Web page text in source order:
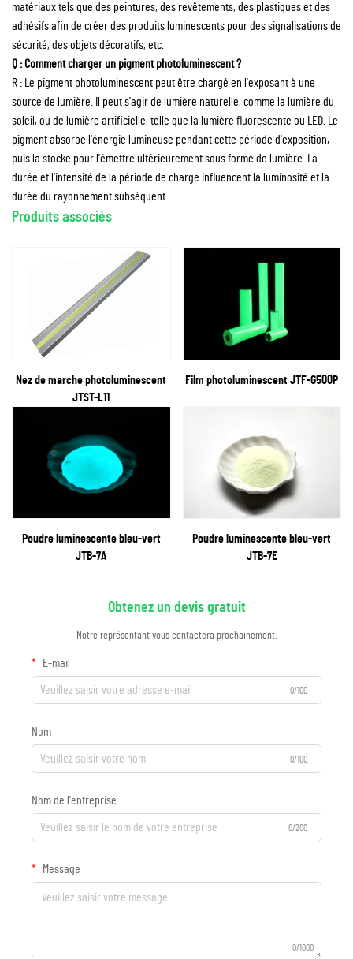
matériaux tels que des peintures, des revêtements, des plastiques et des
adhésifs afin de créer des produits luminescents pour des signalisations de
sécurité, des objets décoratifs, etc.
Q : Comment charger un pigment photoluminescent ?
R : Le pigment photoluminescent peut être chargé en l'exposant à une
source de lumière. Il peut s'agir de lumière naturelle, comme la lumière du
soleil, ou de lumière artificielle, telle que la lumière fluorescente ou LED. Le
pigment absorbe l'énergie lumineuse pendant cette période d'exposition,
puis la stocke pour l'émettre ultérieurement sous forme de lumière. La
durée et l'intensité de la période de charge influencent la luminosité et la
durée du rayonnement subséquent.
Produits associés
Nez de marche photoluminescent
JTST-L11
Film photoluminescent JTF-G500P
Poudre luminescente bleu-vert
JTB-7A
Poudre luminescente bleu-vert
JTB-7E
Obtenez un devis gratuit
Notre représentant vous contactera prochainement.
E-mail
0/100
Nom
0/100
Nom de l'entreprise
0/200
Message
0/1000